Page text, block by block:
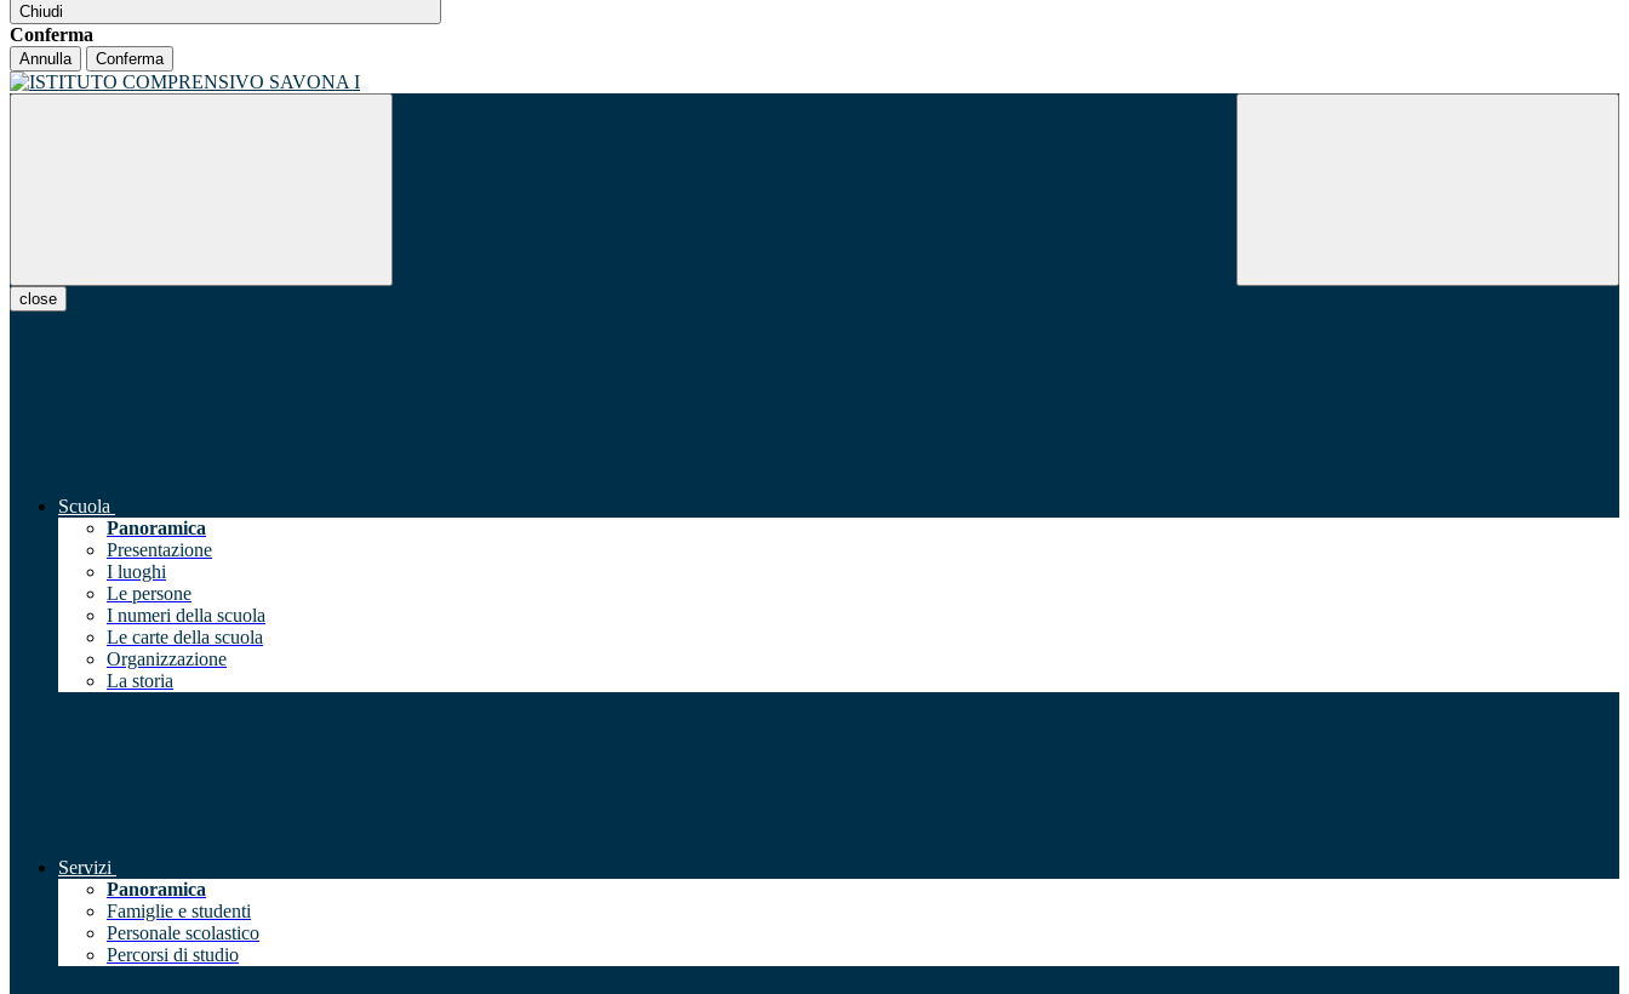
Chiudi
Conferma
Annulla Conferma
close
Scuola
Panoramica
Presentazione
I luoghi
Le persone
I numeri della scuola
Le carte della scuola
Organizzazione
La storia
Servizi
Panoramica
Famiglie e studenti
Personale scolastico
Percorsi di studio